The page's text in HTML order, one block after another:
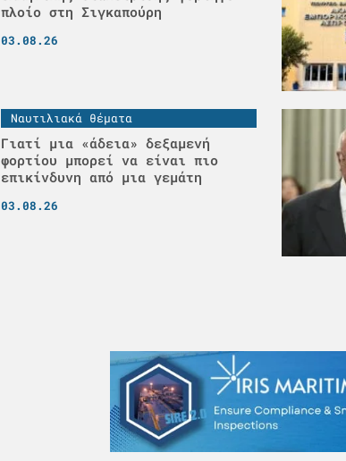
πλοίο στη Σιγκαπούρη
03.08.26
Ναυτιλιακά θέματα
Γιατί μια «άδεια» δεξαμενή
φορτίου μπορεί να είναι πιο
επικίνδυνη από μια γεμάτη
03.08.26